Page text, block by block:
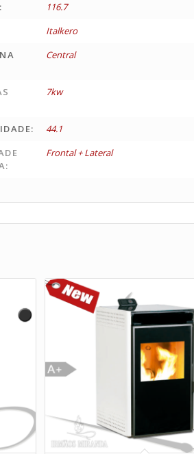
116.7
Italkero
Central
7kw
44.1
Frontal + Lateral